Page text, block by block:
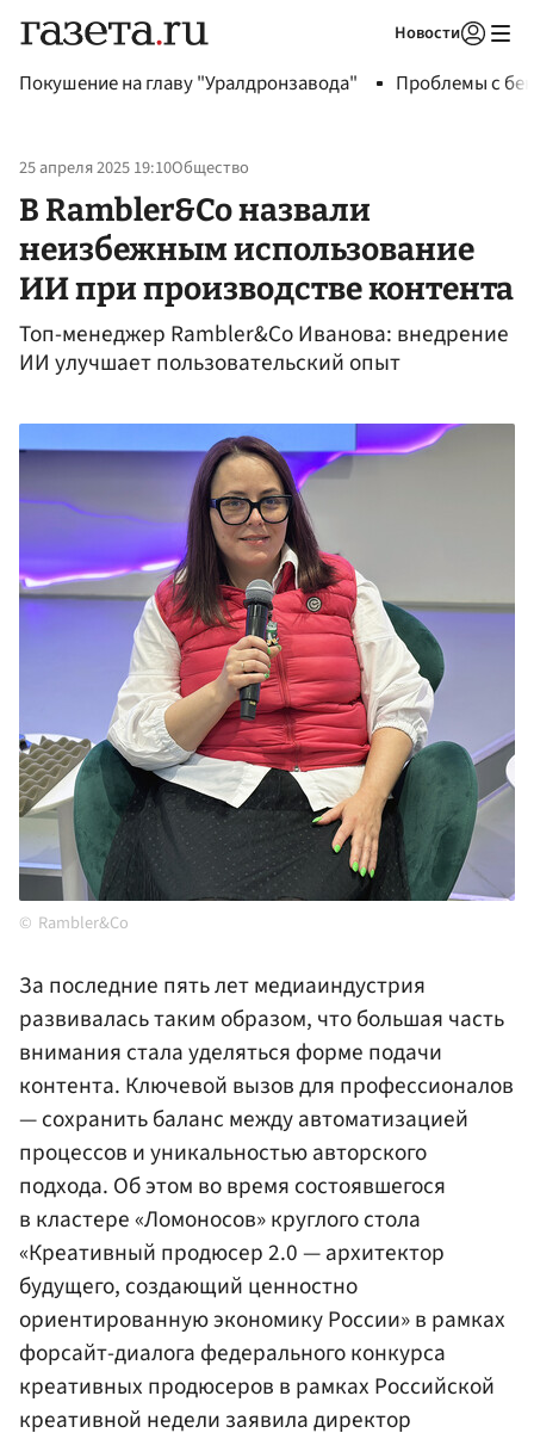
Новости
Покушение на главу "Уралдронзавода" Проблемы с
25 апреля 2025 19:10Общество
В Rambler&Co назвали
неизбежным использование
ИИ при производстве контента
Топ-менеджер Rambler&Co Иванова: внедрение
ИИ улучшает пользовательский опыт
Rambler&Co
За последние пять лет медиаиндустрия
развивалась таким образом, что большая часть
внимания стала уделяться форме подачи
контента. Ключевой вызов для профессионалов
— сохранить баланс между автоматизацией
процессов и уникальностью авторского
подхода. Об этом во время состоявшегося
в кластере «Ломоносов» круглого стола
«Креативный продюсер 2.0 — архитектор
будущего, создающий ценностно
ориентированную экономику России» в рамках
форсайт-диалога федерального конкурса
креативных продюсеров в рамках Российской
креативной недели заявила директор